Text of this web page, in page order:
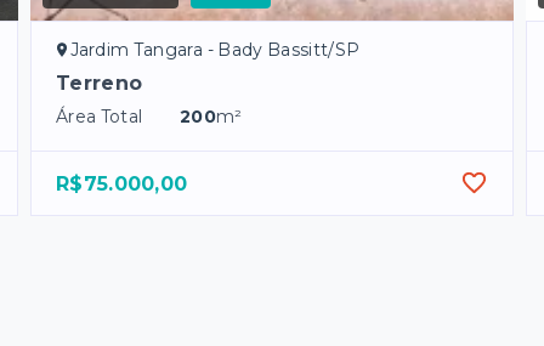
Jardim Tangara - Bady Bassitt/SP
Terreno
Área Total 200m²
R$75.000,00